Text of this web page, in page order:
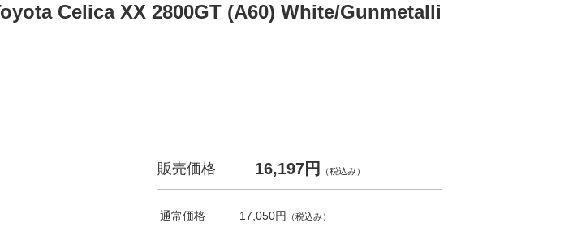
Celica XX 2800GT (A60) White/Gunmetalli
販売価格 16,197円 （税込み）
通常価格 17,050円 （税込み）